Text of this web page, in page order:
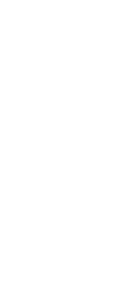
primas u
no
contable o
fuentes
su exactitud
pueden
y
aviso.
de
este